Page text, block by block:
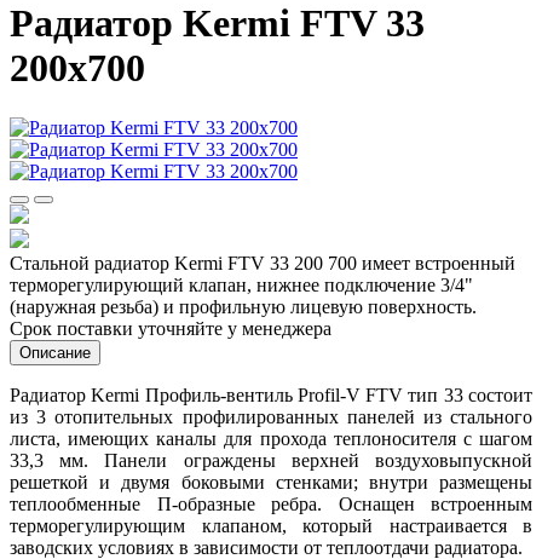
Радиатор Kermi FTV 33
200х700
Стальной радиатор Kermi FTV 33 200 700 имеет встроенный
терморегулирующий клапан, нижнее подключение 3/4"
(наружная резьба) и профильную лицевую поверхность.
Срок поставки уточняйте у менеджера
Описание
Радиатор Kermi Профиль-вентиль Profil-V FTV тип 33 состоит
из 3 отопительных профилированных панелей из стального
листа, имеющих каналы для прохода теплоносителя с шагом
33,3 мм. Панели ограждены верхней воздуховыпускной
решеткой и двумя боковыми стенками; внутри размещены
теплообменные П-образные ребра. Оснащен встроенным
терморегулирующим клапаном, который настраивается в
заводских условиях в зависимости от теплоотдачи радиатора.